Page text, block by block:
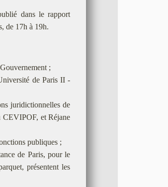
dans le rapport
de 17h à 19h.
;
de Paris II -
juridictionnelles de
CEVIPOF, et Réjane
publiques ;
de Paris, pour le
présentent les